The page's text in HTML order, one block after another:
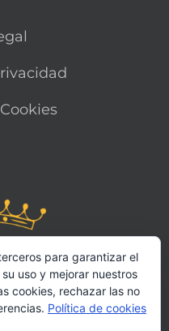
para garantizar el
uso y mejorar nuestros
cookies, rechazar las no
Política de cookies